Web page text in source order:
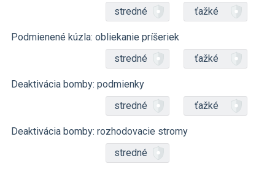
stredné
ťažké
Podmienené kúzla: obliekanie príšeriek
stredné
ťažké
Deaktivácia bomby: podmienky
stredné
ťažké
Deaktivácia bomby: rozhodovacie stromy
stredné